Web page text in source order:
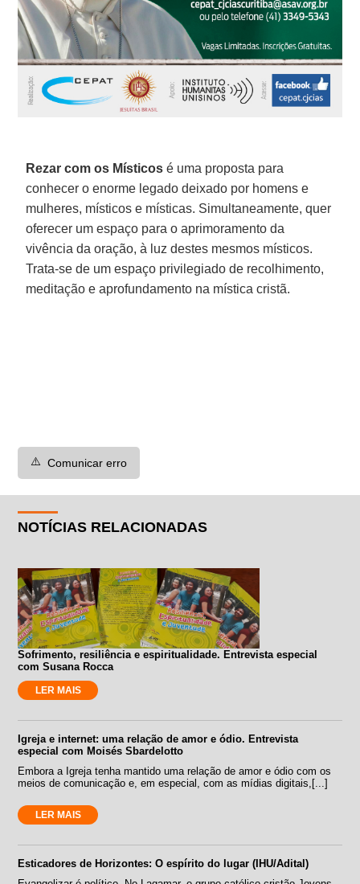
Rezar com os Místicosé uma proposta para
conhecer o enorme legado deixado por homens e
mulheres, místicos e místicas. Simultaneamente, quer
oferecer um espaço para o aprimoramento da
vivência da oração, à luz destes mesmos místicos.
Trata-se de um espaço privilegiado de recolhimento,
meditação e aprofundamento na mística cristã.
⚠️ Comunicar erro
NOTÍCIAS RELACIONADAS
Sofrimento, resiliência e espiritualidade. Entrevista especial
com Susana Rocca
LER MAIS
Igreja e internet: uma relação de amor e ódio. Entrevista
especial com Moisés Sbardelotto
Embora a Igreja tenha mantido uma relação de amor e ódio com os
meios de comunicação e, em especial, com as mídias digitais,[...]
LER MAIS
Esticadores de Horizontes: O espírito do lugar (IHU/Adital)